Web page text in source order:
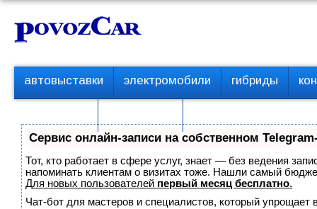
Перейти
контенту
р
о
е
м
е
ю
автовыставки электромобили гибриды
Сервис онлайн-записи на собственном
Тот, кто работает в сфере услуг, знает — без ведения
напоминать клиентам о визитах тоже. Нашли самый
Для новых пользователей первый месяц бесплатно.
Чат-бот для мастеров и специалистов, который упрощает